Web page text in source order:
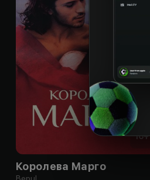
16+
Королева Марго
Bepul